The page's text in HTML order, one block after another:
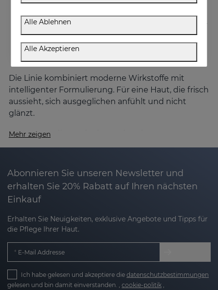
Die Linie kombiniert moderne Wirkstoffe mit
intelligenter Formulierung. Für eine Haut, die frisch
aussieht, sich ausgeglichen anfühlt und nicht
glänzt.
Für Haut, die mehr braucht als nur
mattiert nicht nur, sondern bringt deine Haut
langfristig ins Gleichgewicht. Entwickelt für
Mischhaut und fettige Haut – besonders dann,
wenn der Talgüberschuss stört, Poren sichtbar sind
oder das Hautbild unruhig wirkt.
Reguliert Talg – ohne auszutrocknen
MitSalicylsäureundNiacinamidwird die
Talgproduktion sanft gebremst, ohne die
Mehr zeigen
Abonnieren Sie unseren Newsletter und
erhalten Sie 20% Rabatt auf Ihren nächsten
Einkauf
Erhalten Sie Neuigkeiten, exklusive Angebote und Tipps für
die Pflege Ihrer Haut.
E-Mail Addresse
Ich habe gelesen und akzeptiere die datenschutzbestimmungen
gelesen und bin damit einverstanden. , cookie-politik
Alle Ablehnen
Alle Akzeptieren